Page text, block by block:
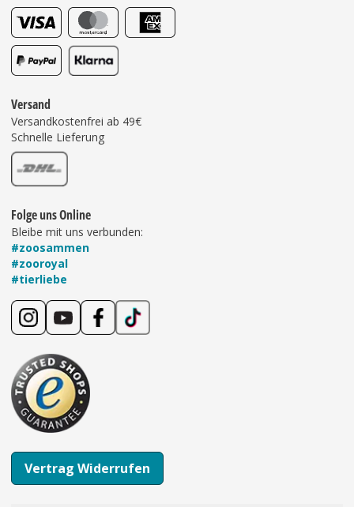
Versand
Versandkostenfrei ab 49€
Schnelle Lieferung
Folge uns Online
Bleibe mit uns verbunden:
#zoosammen
#zooroyal
#tierliebe
Vertrag Widerrufen